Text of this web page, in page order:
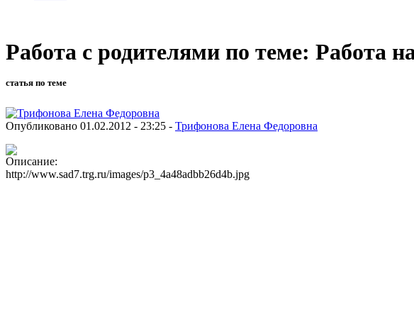
Работа с родителями по теме: Работа
статья по теме
Опубликовано 01.02.2012 - 23:25 - Трифонова Елена Федоровна